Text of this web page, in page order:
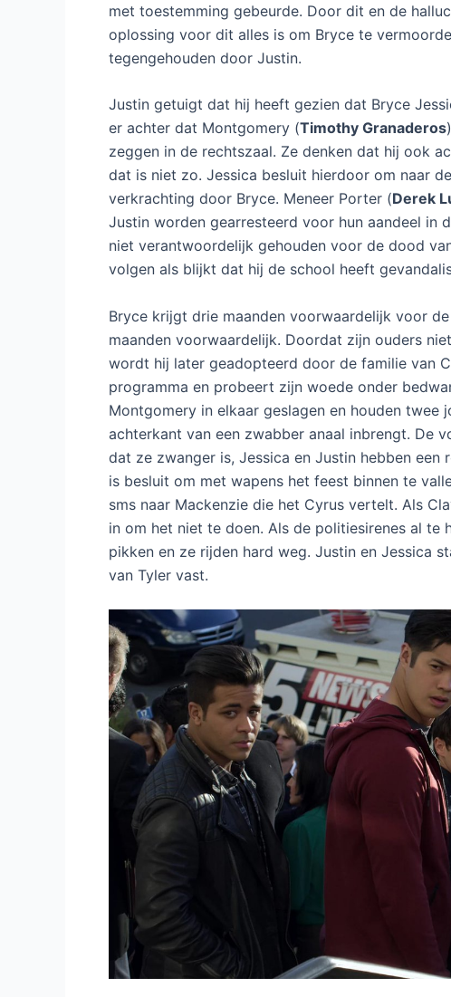
met toestemming gebeurde. Door dit en de
oplossing voor dit alles is om Bryce te
tegengehouden door Justin.
Justin getuigt dat hij heeft gezien dat Bryce
er achter dat Montgomery (Timothy Granaderos
zeggen in de rechtszaal. Ze denken dat hij ook
dat is niet zo. Jessica besluit hierdoor om naar
verkrachting door Bryce. Meneer Porter (Derek
Justin worden gearresteerd voor hun aandeel in
niet verantwoordelijk gehouden voor de dood
volgen als blijkt dat hij de school heeft
Bryce krijgt drie maanden voorwaardelijk voor
maanden voorwaardelijk. Doordat zijn ouders
wordt hij later geadopteerd door de familie van
programma en probeert zijn woede onder
Montgomery in elkaar geslagen en houden
achterkant van een zwabber anaal inbrengt. De
dat ze zwanger is, Jessica en Justin hebben een
is besluit om met wapens het feest binnen te
sms naar Mackenzie die het Cyrus vertelt. Als
in om het niet te doen. Als de politiesirenes al
pikken en ze rijden hard weg. Justin en Jessica
van Tyler vast.